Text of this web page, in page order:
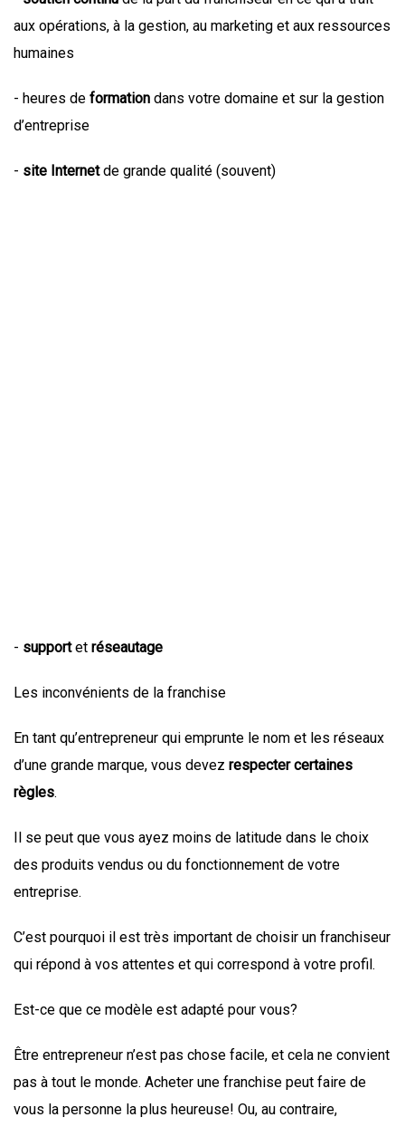
aux opérations, à la gestion, au marketing et aux ressources
humaines
- heures de formation dans votre domaine et sur la gestion
d’entreprise
- site Internetde grande qualité (souvent)
- supportet réseautage
Les inconvénients de la franchise
En tant qu’entrepreneur qui emprunte le nom et les réseaux
d’une grande marque, vous devez respecter certaines
règles.
Il se peut que vous ayez moins de latitude dans le choix
des produits vendus ou du fonctionnement de votre
entreprise.
C’est pourquoi il est très important de choisir un franchiseur
qui répond à vos attentes et qui correspond à votre profil.
Est-ce que ce modèle est adapté pour vous?
Être entrepreneur n’est pas chose facile, et cela ne convient
pas à tout le monde. Acheter une franchise peut faire de
vous la personne la plus heureuse! Ou, au contraire,